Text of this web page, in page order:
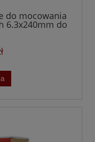
do mocowania
6.3x240mm do